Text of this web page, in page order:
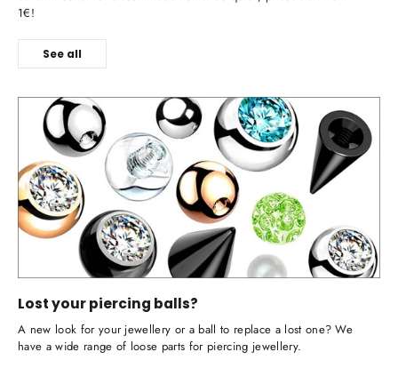
1€!
See all
Lost your piercing balls?
A new look for your jewellery or a ball to replace a lost one? We
have a wide range of loose parts for piercing jewellery.